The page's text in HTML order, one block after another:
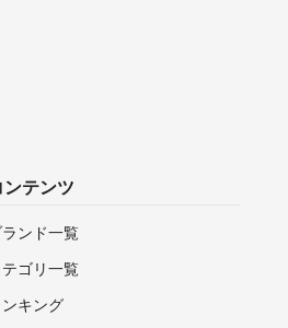
ンテンツ
ンド一覧
ゴリ一覧
キング